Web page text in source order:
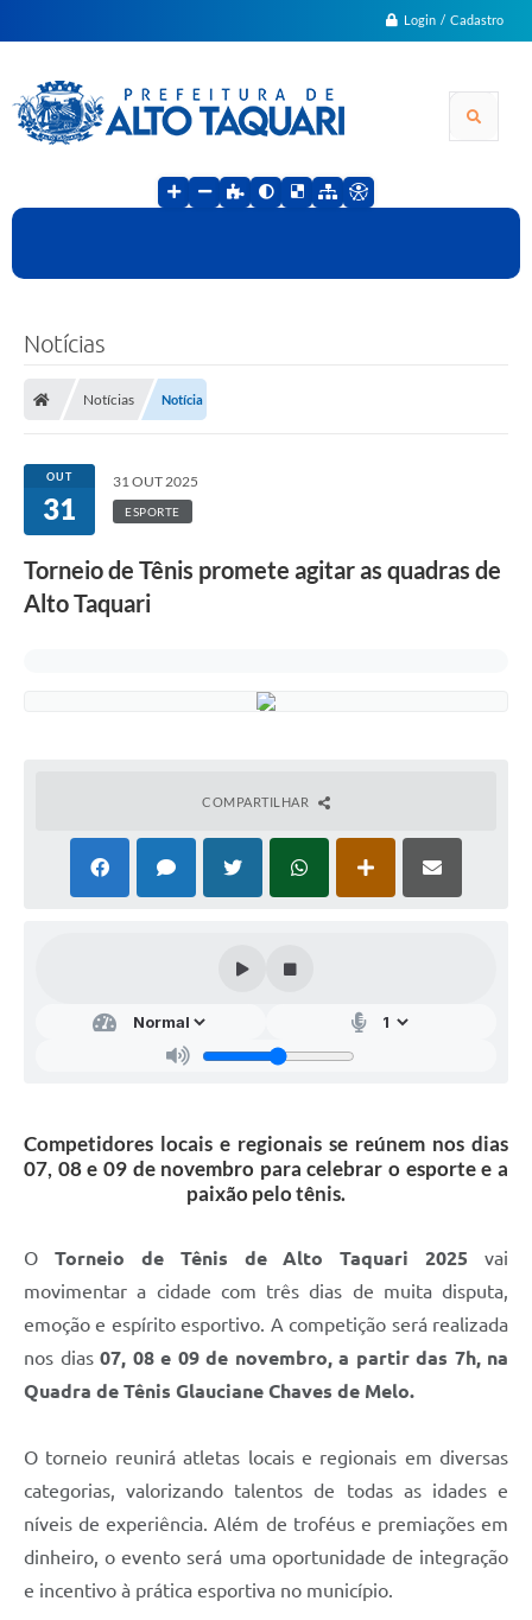
Login / Cadastro
Notícias
Notícias Notícia
OUT
31
31 OUT 2025
ESPORTE
Torneio de Tênis promete agitar as quadras de
Alto Taquari
COMPARTILHAR
Competidores locais e regionais se reúnem nos dias
07, 08 e 09 de novembro para celebrar o esporte e a
paixão pelo tênis.
O Torneio de Tênis de Alto Taquari 2025 vai
movimentar a cidade com três dias de muita disputa,
emoção e espírito esportivo. A competição será realizada
nos dias 07, 08 e 09 de novembro, a partir das 7h, na
Quadra de Tênis Glauciane Chaves de Melo.
O torneio reunirá atletas locais e regionais em diversas
categorias, valorizando talentos de todas as idades e
níveis de experiência. Além de troféus e premiações em
dinheiro, o evento será uma oportunidade de integração
e incentivo à prática esportiva no município.